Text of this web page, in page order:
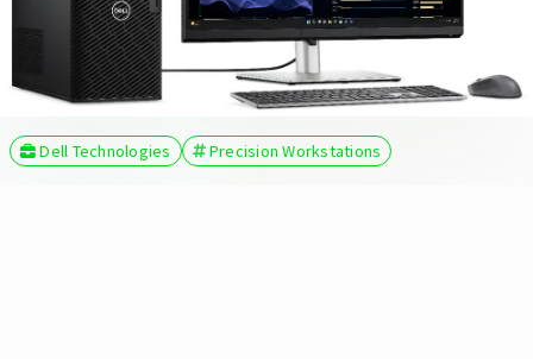
Dell Technologies Precision Workstations